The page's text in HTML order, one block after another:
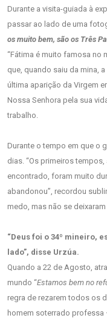
Durante a visita-guiada à
passar ao lado de uma
os muito bem, são os Três
“Fátima é muito famosa no
que, quando saiu da mina,
última aparição da Virgem
Nossa Senhora pela sua
trabalho.
Durante o tempo em que o
dias. “Os primeiros
encontrado, foram muito
abandonou”, recordou
medo, mas não se
“Deus foi o 34º mineiro,
lado”, disse Urzúa.
Quando a 22 de Agosto,
mundo “Estamos bem no
regra de rezarem todos os
homem soterrado professa